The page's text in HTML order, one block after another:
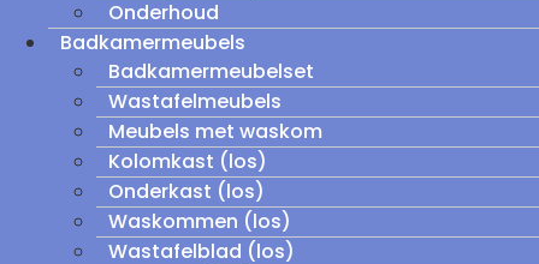
Onderhoud
Badkamermeubels
Badkamermeubelset
Wastafelmeubels
Meubels met waskom
Kolomkast (los)
Onderkast (los)
Waskommen (los)
Wastafelblad (los)